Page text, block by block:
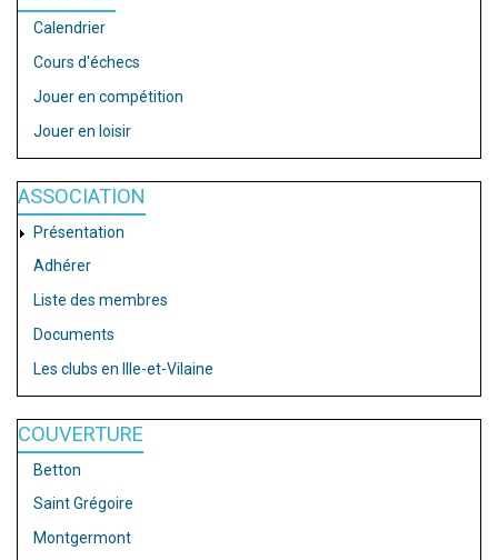
Calendrier
Cours d'échecs
Jouer en compétition
Jouer en loisir
ASSOCIATION
Présentation
Adhérer
Liste des membres
Documents
Les clubs en Ille-et-Vilaine
COUVERTURE
Betton
Saint Grégoire
Montgermont